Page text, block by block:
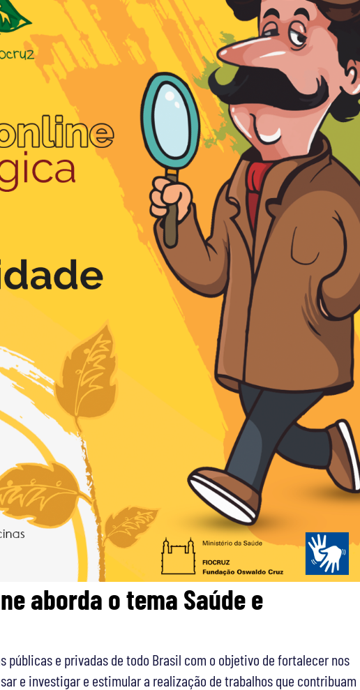
aborda o tema Saúde e
públicas e privadas de todo Brasil com o objetivo de fortalecer nos
e investigar e estimular a realização de trabalhos que contribuam